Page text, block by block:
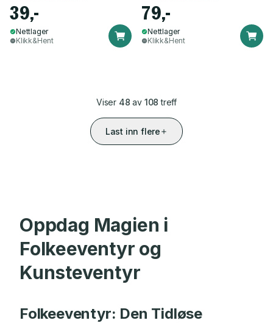
39,-
Nettlager
Klikk&Hent
79,-
Nettlager
Klikk&Hent
Viser 48 av 108 treff
Last inn flere
Oppdag Magien i
Folkeeventyr og
Kunsteventyr
Folkeeventyr: Den Tidløse